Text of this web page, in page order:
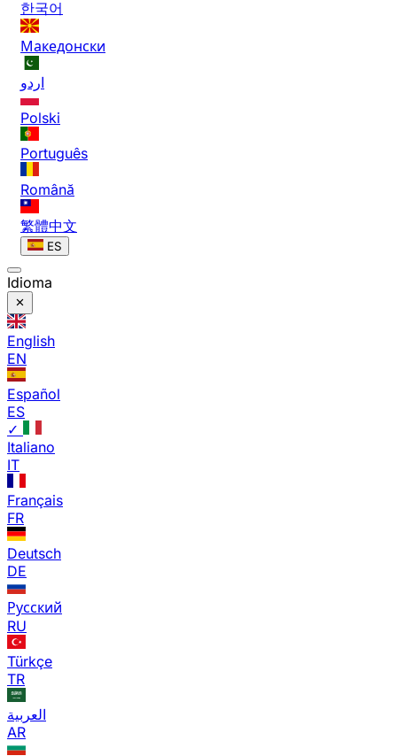
한국어
Македонски
اردو
Polski
Português
Română
繁體中文
ES
Idioma
English
EN
Español
ES
✓
Italiano
IT
Français
FR
Deutsch
DE
Русский
RU
Türkçe
TR
العربية
AR